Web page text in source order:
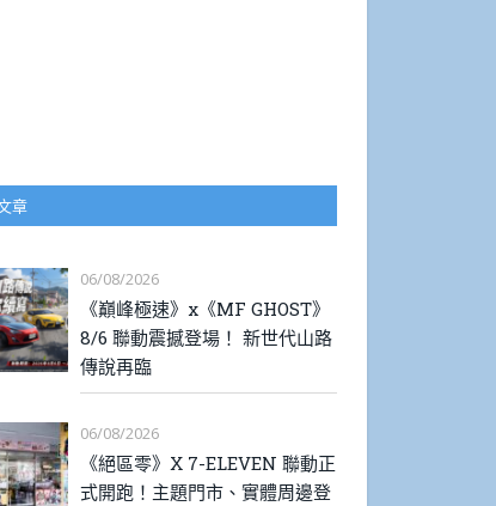
章
06/08/2026
《巔峰極速》x《MF GHOST》
8/6 聯動震撼登場！ 新世代山路
傳說再臨
06/08/2026
《絕區零》X 7-ELEVEN 聯動正
式開跑！主題門市、實體周邊登